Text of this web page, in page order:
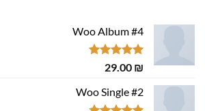
Woo Album #4
דורג5.00
29.00 ₪
Woo Single #2